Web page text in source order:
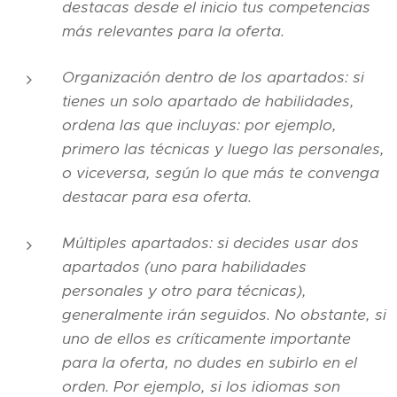
destacas desde el inicio tus competencias
más relevantes para la oferta.
Organización dentro de los apartados: si
tienes un solo apartado de habilidades,
ordena las que incluyas: por ejemplo,
primero las técnicas y luego las personales,
o viceversa, según lo que más te convenga
destacar para esa oferta.
Múltiples apartados: si decides usar dos
apartados (uno para habilidades
personales y otro para técnicas),
generalmente irán seguidos. No obstante, si
uno de ellos es críticamente importante
para la oferta, no dudes en subirlo en el
orden. Por ejemplo, si los idiomas son